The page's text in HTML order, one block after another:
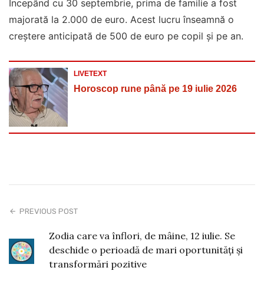
Începând cu 30 septembrie, prima de familie a fost
majorată la 2.000 de euro. Acest lucru înseamnă o
creștere anticipată de 500 de euro pe copil și pe an.
LIVETEXT
Horoscop rune până pe 19 iulie 2026
PREVIOUS POST
Zodia care va înflori, de mâine, 12 iulie. Se
deschide o perioadă de mari oportunități și
transformări pozitive